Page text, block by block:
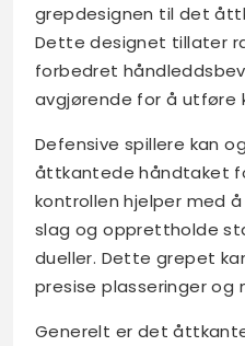
grepdesignen til det
Dette designet tillater
forbedret
avgjørende for å utføre
Defensive spillere kan
åttkantede håndtaket
kontrollen hjelper med
slag og opprettholde
dueller. Dette grepet
presise plasseringer og
Generelt er det